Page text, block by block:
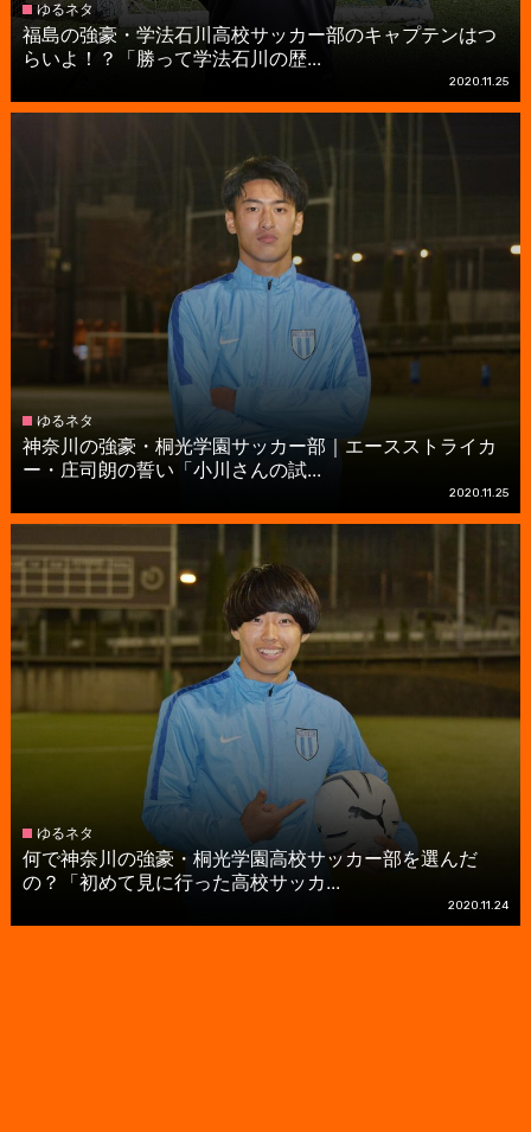
ゆるネタ
福島の強豪・学法石川高校サッカー部のキャプテンはつ
らいよ！？「勝って学法石川の歴...
2020.11.25
ゆるネタ
神奈川の強豪・桐光学園サッカー部｜エースストライカ
ー・庄司朗の誓い「小川さんの試...
2020.11.25
ゆるネタ
何で神奈川の強豪・桐光学園高校サッカー部を選んだ
の？「初めて見に行った高校サッカ...
2020.11.24